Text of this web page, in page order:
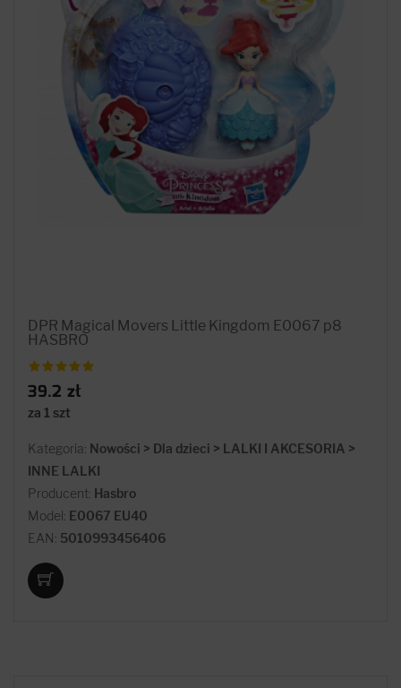
DPR Magical Movers Little Kingdom E0067 p8
HASBRO
39.2 zł
za 1 szt
Kategoria: Nowości > Dla dzieci > LALKI I AKCESORIA >
INNE LALKI
Producent: Hasbro
Model: E0067 EU40
EAN: 5010993456406